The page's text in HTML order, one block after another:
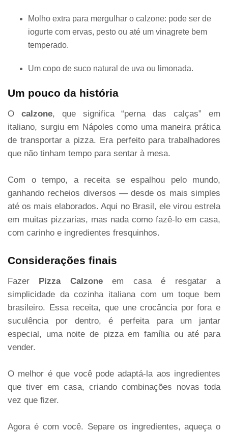
Molho extra para mergulhar o calzone: pode ser de
iogurte com ervas, pesto ou até um vinagrete bem
temperado.
Um copo de suco natural de uva ou limonada.
Um pouco da história
O calzone, que significa “perna das calças” em
italiano, surgiu em Nápoles como uma maneira prática
de transportar a pizza. Era perfeito para trabalhadores
que não tinham tempo para sentar à mesa.
Com o tempo, a receita se espalhou pelo mundo,
ganhando recheios diversos — desde os mais simples
até os mais elaborados. Aqui no Brasil, ele virou estrela
em muitas pizzarias, mas nada como fazê-lo em casa,
com carinho e ingredientes fresquinhos.
Considerações finais
Fazer Pizza Calzoneem casa é resgatar a
simplicidade da cozinha italiana com um toque bem
brasileiro. Essa receita, que une crocância por fora e
suculência por dentro, é perfeita para um jantar
especial, uma noite de pizza em família ou até para
vender.
O melhor é que você pode adaptá-la aos ingredientes
que tiver em casa, criando combinações novas toda
vez que fizer.
Agora é com você. Separe os ingredientes, aqueça o